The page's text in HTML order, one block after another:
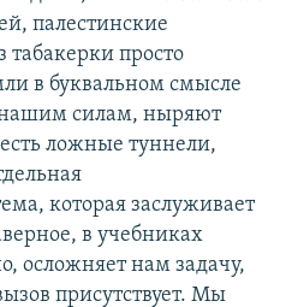
палестинские
табакерки просто
в буквальном смысле
нашим силам, ныряют
ложные туннели,
которая заслуживает
в учебниках
осложняет нам задачу,
присутствует. Мы